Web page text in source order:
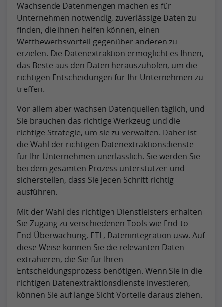
Wachsende Datenmengen machen es für
Unternehmen notwendig, zuverlässige Daten zu
finden, die ihnen helfen können, einen
Wettbewerbsvorteil gegenüber anderen zu
erzielen. Die Datenextraktion ermöglicht es Ihnen,
das Beste aus den Daten herauszuholen, um die
richtigen Entscheidungen für Ihr Unternehmen zu
treffen.
Vor allem aber wachsen Datenquellen täglich, und
Sie brauchen das richtige Werkzeug und die
richtige Strategie, um sie zu verwalten. Daher ist
die Wahl der richtigen Datenextraktionsdienste
für Ihr Unternehmen unerlässlich. Sie werden Sie
bei dem gesamten Prozess unterstützen und
sicherstellen, dass Sie jeden Schritt richtig
ausführen.
Mit der Wahl des richtigen Dienstleisters erhalten
Sie Zugang zu verschiedenen Tools wie End-to-
End-Überwachung, ETL, Datenintegration usw. Auf
diese Weise können Sie die relevanten Daten
extrahieren, die Sie für Ihren
Entscheidungsprozess benötigen. Wenn Sie in die
richtigen Datenextraktionsdienste investieren,
können Sie auf lange Sicht Vorteile daraus ziehen.